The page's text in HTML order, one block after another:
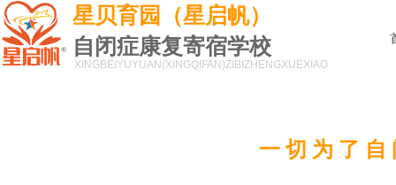
星贝育园（星启帆）
自闭症康复寄宿学校
XINGBEIYUYUAN(XINGQIFAN)ZIBIZHENGXUEXIAO
一切为了